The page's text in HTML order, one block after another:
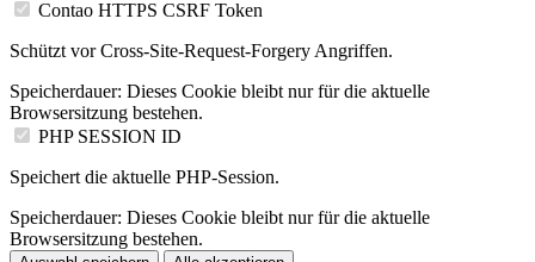
Contao HTTPS CSRF Token
Schützt vor Cross-Site-Request-Forgery Angriffen.
Speicherdauer: Dieses Cookie bleibt nur für die aktuelle
Browsersitzung bestehen.
PHP SESSION ID
Speichert die aktuelle PHP-Session.
Speicherdauer: Dieses Cookie bleibt nur für die aktuelle
Browsersitzung bestehen.